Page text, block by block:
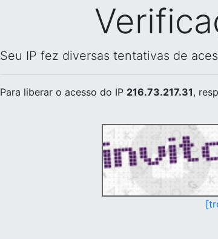
Seu IP fez diversas tentativas de
Para liberar o acesso do IP 216.73.217.31,